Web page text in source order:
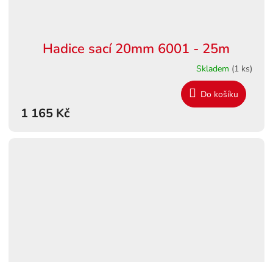
Hadice sací 20mm 6001 - 25m
Skladem (1 ks)
1 165 Kč
Do košíku